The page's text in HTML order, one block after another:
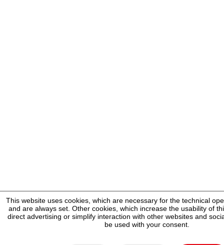
This website uses cookies, which are necessary for the technical
and are always set. Other cookies, which increase the usability of
direct advertising or simplify interaction with other websites and
be used with your consent.